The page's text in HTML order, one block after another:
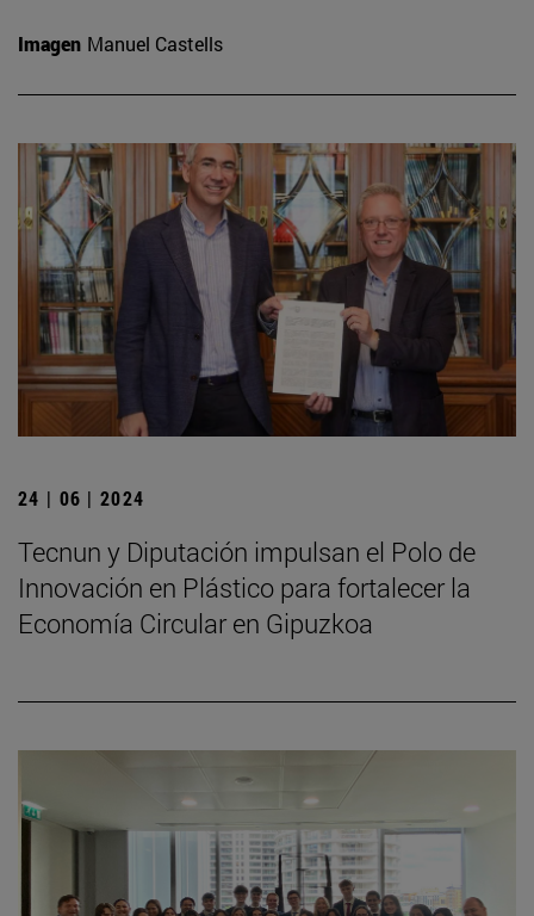
Imagen Manuel Castells
24 | 06 | 2024
Tecnun y Diputación impulsan el Polo de
Innovación en Plástico para fortalecer la
Economía Circular en Gipuzkoa